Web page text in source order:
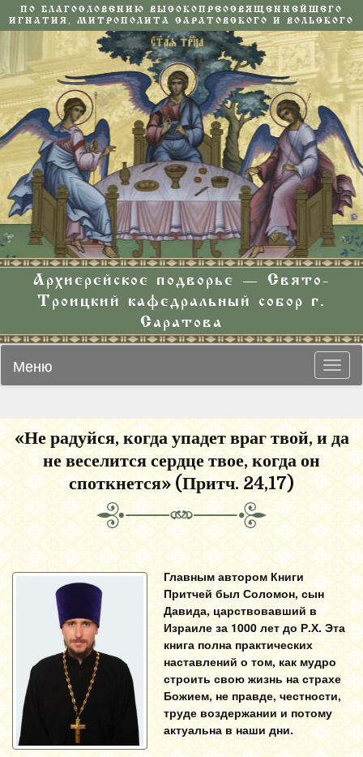
ПО БЛАГОСЛОВЕНИЮ ВЫСОКОПРЕОСВЯЩЕННЕЙШЕГО
ИГНАТИЯ, МИТРОПОЛИТА САРАТОВСКОГО И ВОЛЬСКОГО
Архиерейское подворье — Свято-
Троицкий кафедральный собор г.
Саратова
Меню
«Не радуйся, когда упадет враг твой, и да
не веселится сердце твое, когда он
споткнется» (Притч. 24,17)
Главным автором Книги
Притчей был Соломон, сын
Давида, царствовавший в
Израиле за 1000 лет до Р.Х. Эта
книга полна практических
наставлений о том, как мудро
строить свою жизнь на страхе
Божием, не правде, честности,
труде воздержании и потому
актуальна в наши дни.